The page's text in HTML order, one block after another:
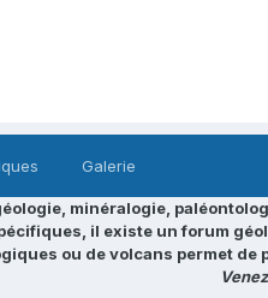
Galerie
minéralogie,
il existe un forum
ou de volcans permet